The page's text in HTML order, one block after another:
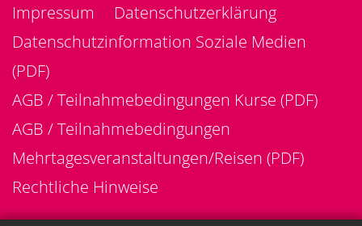
Impressum
Datenschutzerklärung
Datenschutzinformation Soziale Medien
(PDF)
AGB / Teilnahmebedingungen Kurse (PDF)
AGB / Teilnahmebedingungen
Mehrtagesveranstaltungen/Reisen (PDF)
Rechtliche Hinweise